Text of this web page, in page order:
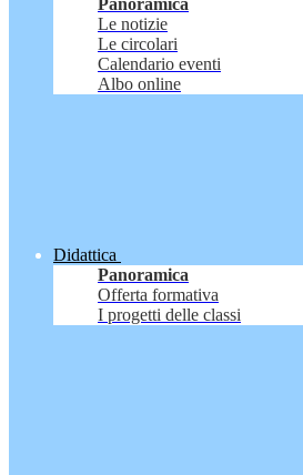
Panoramica
Le notizie
Le circolari
Calendario eventi
Albo online
Didattica
Panoramica
Offerta formativa
I progetti delle classi